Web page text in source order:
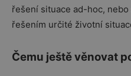
řešení situace ad-hoc,
řešením určité životní
Čemu ještě věnovat